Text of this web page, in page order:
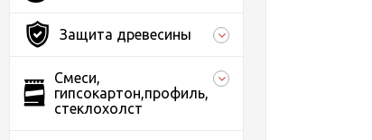
Защита древесины
Смеси,
гипсокартон,профиль,
стеклохолст